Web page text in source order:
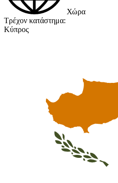
Χώρα
Τρέχον κατάστημα:
Κύπρος